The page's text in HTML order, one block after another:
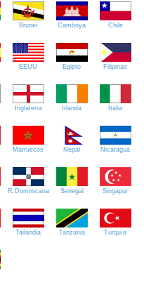
Brunei Camboya Chile
EEUU Egipto Filipinas
Inglaterra Irlanda Italia
Marruecos Nepal Nicaragua
R.Dominicana Senegal Singapur
Tailandia Tanzania Turquía